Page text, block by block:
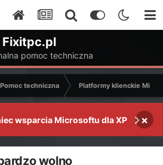
Fixitpc.pl
pomoc techniczna
techniczna Platformy klienckie
wsparcia Microsoftu dla XP ×
wolno